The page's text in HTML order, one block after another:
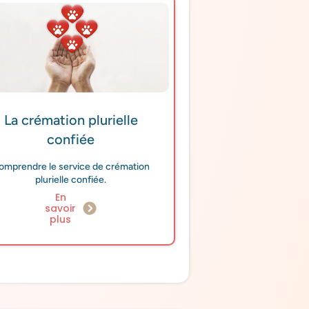
La crémation plurielle
confiée
le service de crémation
plurielle confiée.
En
savoir
plus